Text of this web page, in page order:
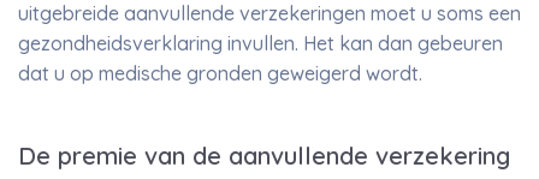
uitgebreide aanvullende verzekeringen moet u soms een
gezondheidsverklaring invullen. Het kan dan gebeuren
dat u op medische gronden geweigerd wordt.
De premie van de aanvullende verzekering